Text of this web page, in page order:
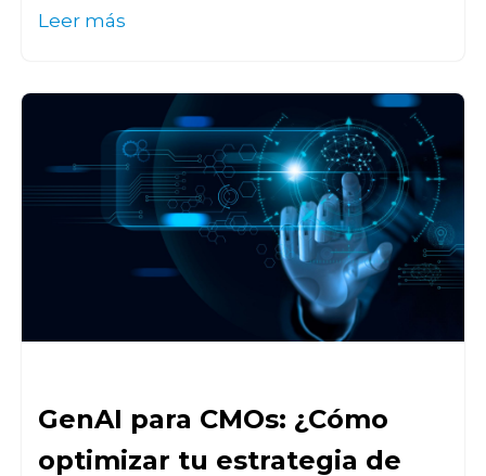
Leer más
GenAI para CMOs: ¿Cómo
optimizar tu estrategia de